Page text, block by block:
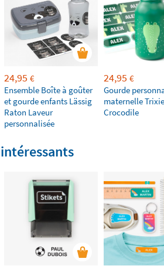
24,95 €
Ensemble Boîte à goûter
et gourde enfants Lässig
Raton Laveur
personnalisée
24,95 €
Gourde
maternelle
Crocodile